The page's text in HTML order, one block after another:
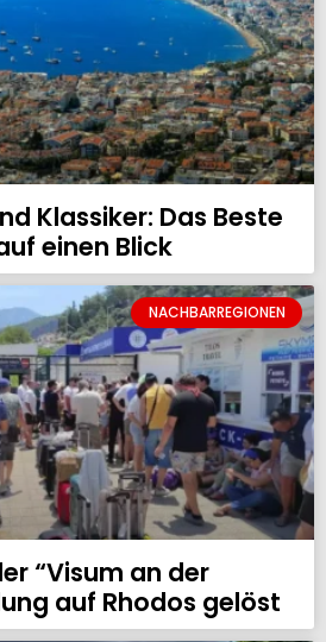
Klassiker: Das Beste
einen Blick
NACHBARREGIONEN
“Visum an der
auf Rhodos gelöst